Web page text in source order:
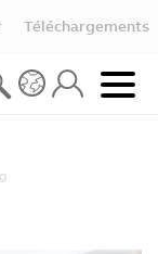
Téléchargements